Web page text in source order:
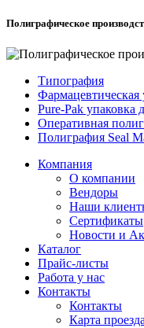
Полиграфическое
Типография
Фармацевтическая
Pure-Pak упаковка
Оперативная
Полиграфия Seal
Компания
О компании
Вендоры
Наши
Сертификаты
Новости и
Каталог
Прайс-листы
Работа у нас
Контакты
Контакты
Карта проезда